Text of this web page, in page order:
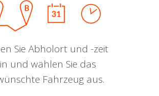
Sie Abholort und -zeit
und wählen Sie das
Fahrzeug aus.